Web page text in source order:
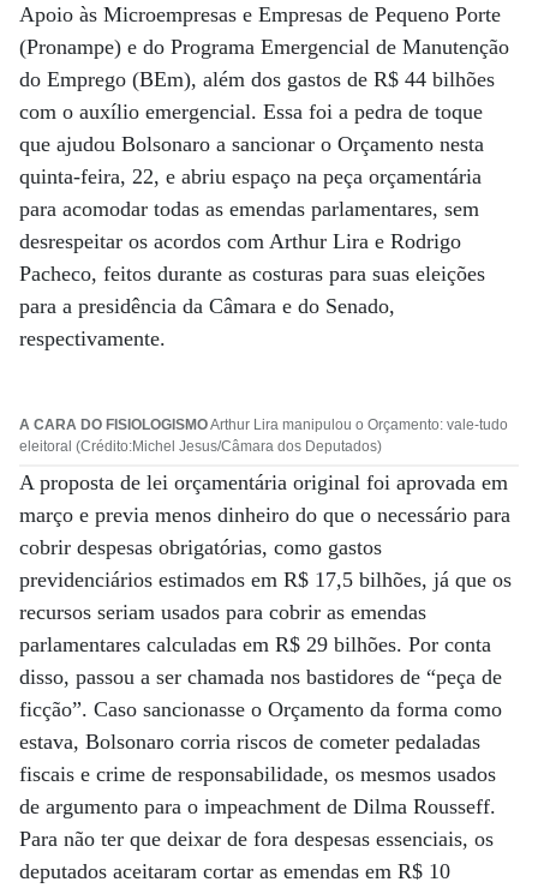
Apoio às Microempresas e Empresas de Pequeno Porte
(Pronampe) e do Programa Emergencial de Manutenção
do Emprego (BEm), além dos gastos de R$ 44 bilhões
com o auxílio emergencial. Essa foi a pedra de toque
que ajudou Bolsonaro a sancionar o Orçamento nesta
quinta-feira, 22, e abriu espaço na peça orçamentária
para acomodar todas as emendas parlamentares, sem
desrespeitar os acordos com Arthur Lira e Rodrigo
Pacheco, feitos durante as costuras para suas eleições
para a presidência da Câmara e do Senado,
respectivamente.
A CARA DO FISIOLOGISMOArthur Lira manipulou o Orçamento: vale-tudo
eleitoral (Crédito:Michel Jesus/Câmara dos Deputados)
A proposta de lei orçamentária original foi aprovada em
março e previa menos dinheiro do que o necessário para
cobrir despesas obrigatórias, como gastos
previdenciários estimados em R$ 17,5 bilhões, já que os
recursos seriam usados para cobrir as emendas
parlamentares calculadas em R$ 29 bilhões. Por conta
disso, passou a ser chamada nos bastidores de “peça de
ficção”. Caso sancionasse o Orçamento da forma como
estava, Bolsonaro corria riscos de cometer pedaladas
fiscais e crime de responsabilidade, os mesmos usados
de argumento para o impeachment de Dilma Rousseff.
Para não ter que deixar de fora despesas essenciais, os
deputados aceitaram cortar as emendas em R$ 10